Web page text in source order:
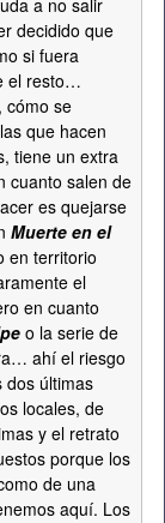
a no salir
decidido que
si fuera
el resto…
cómo se
que hacen
tiene un extra
cuanto salen de
es quejarse
Muerte en el
en territorio
el
en cuanto
o la serie de
ahí el riesgo
dos últimas
locales, de
y el retrato
porque los
de una
aquí. Los